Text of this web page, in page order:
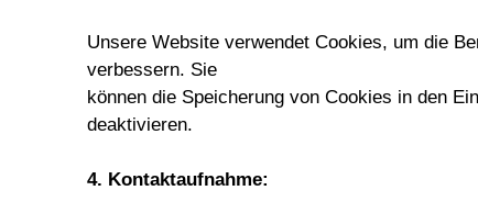
Unsere Website verwendet Cookies, um die
verbessern. Sie
können die Speicherung von Cookies in den
deaktivieren.
4. Kontaktaufnahme: